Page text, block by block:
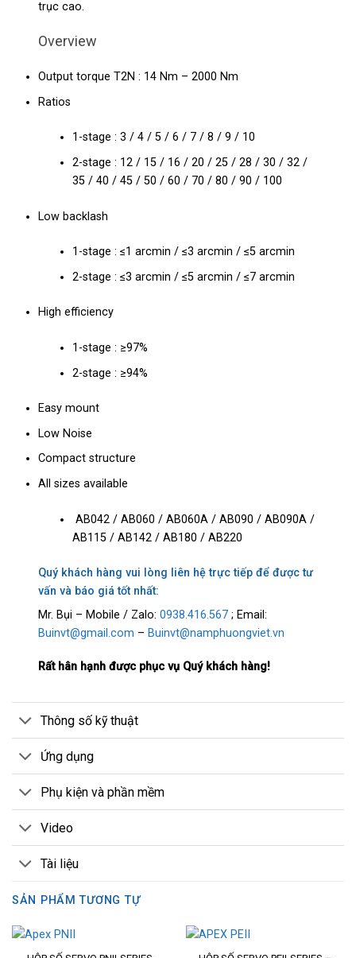
trục cao.
Overview
Output torque T2N : 14 Nm – 2000 Nm
Ratios
1-stage : 3 / 4 / 5 / 6 / 7 / 8 / 9 / 10
2-stage : 12 / 15 / 16 / 20 / 25 / 28 / 30 / 32 /
35 / 40 / 45 / 50 / 60 / 70 / 80 / 90 / 100
Low backlash
1-stage : ≤1 arcmin / ≤3 arcmin / ≤5 arcmin
2-stage : ≤3 arcmin / ≤5 arcmin / ≤7 arcmin
High efficiency
1-stage : ≥97%
2-stage : ≥94%
Easy mount
Low Noise
Compact structure
All sizes available
AB042 / AB060 / AB060A / AB090 / AB090A /
AB115 / AB142 / AB180 / AB220
Quý khách hàng vui lòng liên hệ trực tiếp để được tư
vấn và báo giá tốt nhất:
Mr. Bụi – Mobile / Zalo:0938.416.567; Email:
Buinvt@gmail.com –Buinvt@namphuongviet.vn
Rất hân hạnh được phục vụ Quý khách hàng!
Thông số kỹ thuật
Ứng dụng
Phụ kiện và phần mềm
Video
Tài liệu
SẢN PHẨM TƯƠNG TỰ